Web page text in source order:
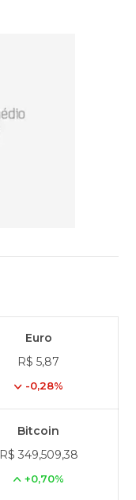
Euro
R$ 5,87
-0,28%
Bitcoin
R$ 349,509,38
+0,70%